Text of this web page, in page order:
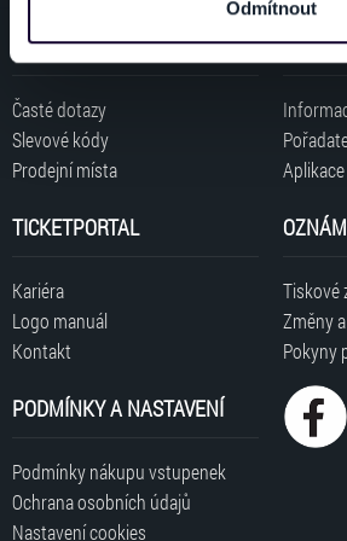
dalšími informacemi, které jste jim
získali v důsledku toho, že
zpracování upravíte zaškrtnutím
volbu můžete kdykoliv změnit v
„Cookies a jejich nastavení“.
Odmítnout
ZÁKAZNÍCI
Časté dotazy
Slevové kódy
Prodejní místa
TICKETPORTAL
Kariéra
Logo manuál
Kontakt
Tiskové
Změny
Pokyny
PODMÍNKY A NASTAVENÍ
Podmínky nákupu vstupenek
Ochrana osobních údajů
Nastavení cookies